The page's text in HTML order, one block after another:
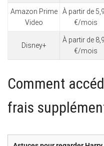
Amazon Prime
Video
À partir de
€/mois
Disney+
À partir de
€/mois
Comment
frais